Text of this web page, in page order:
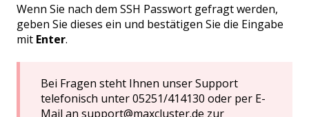
Wenn Sie nach dem SSH Passwort gefragt werden,
geben Sie dieses ein und bestätigen Sie die Eingabe
mit Enter.
Bei Fragen steht Ihnen unser Support
telefonisch unter 05251/414130 oder per E-
Mail an support@maxcluster.de zur